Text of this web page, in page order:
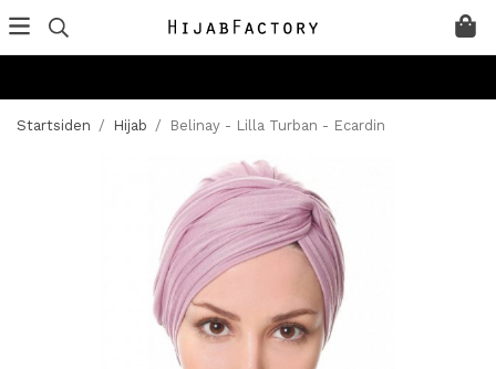
Startsiden / Hijab / Belinay - Lilla Turban - Ecardin